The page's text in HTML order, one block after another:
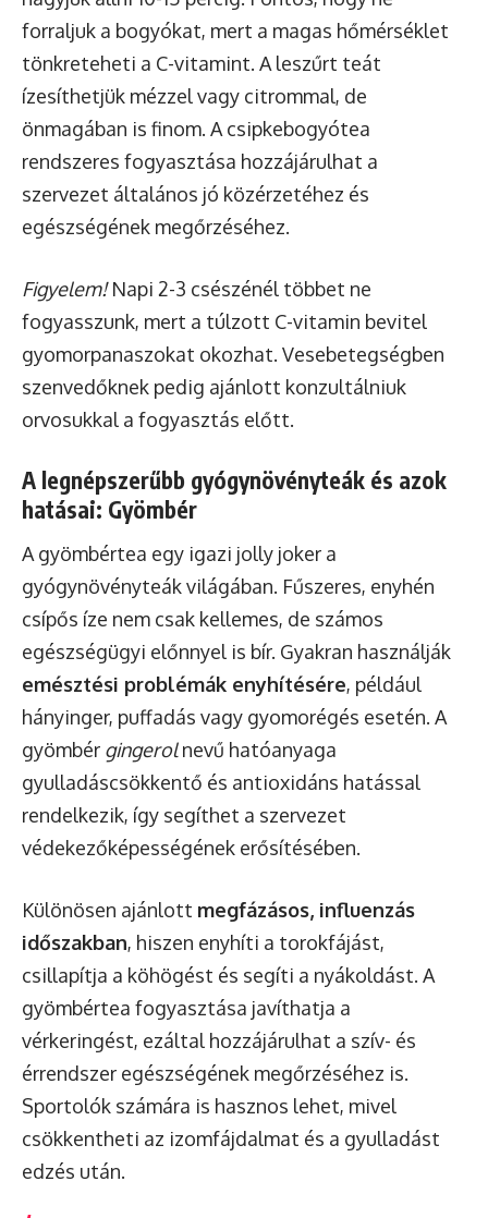
forraljuk a bogyókat, mert a magas hőmérséklet
tönkreteheti a C-vitamint. A leszűrt teát
ízesíthetjük mézzel vagy citrommal, de
önmagában is finom. A csipkebogyótea
rendszeres fogyasztása hozzájárulhat a
szervezet általános jó közérzetéhez és
egészségének megőrzéséhez.
Figyelem!Napi 2-3 csészénél többet ne
fogyasszunk, mert a túlzott C-vitamin bevitel
gyomorpanaszokat okozhat. Vesebetegségben
szenvedőknek pedig ajánlott konzultálniuk
orvosukkal a fogyasztás előtt.
A legnépszerűbb gyógynövényteák és azok
hatásai: Gyömbér
A gyömbértea egy igazi jolly joker a
gyógynövényteák világában. Fűszeres, enyhén
csípős íze nem csak kellemes, de számos
egészségügyi előnnyel is bír. Gyakran használják
emésztési problémák enyhítésére, például
hányinger, puffadás vagy gyomorégés esetén. A
gyömbér gingerolnevű hatóanyaga
gyulladáscsökkentő és antioxidáns hatással
rendelkezik, így segíthet a szervezet
védekezőképességének erősítésében.
Különösen ajánlott megfázásos, influenzás
időszakban, hiszen enyhíti a torokfájást,
csillapítja a köhögést és segíti a nyákoldást. A
gyömbértea fogyasztása javíthatja a
vérkeringést, ezáltal hozzájárulhat a szív- és
érrendszer egészségének megőrzéséhez is.
Sportolók számára is hasznos lehet, mivel
csökkentheti az izomfájdalmat és a gyulladást
edzés után.